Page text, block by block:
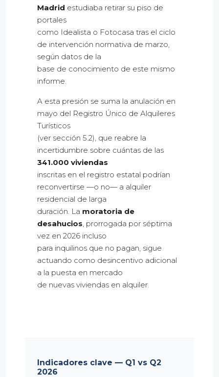
Madrid estudiaba retirar su piso de
portales
como Idealista o Fotocasa tras el ciclo
de intervención normativa de marzo,
según datos de la
base de conocimiento de este mismo
informe.
A esta presión se suma la anulación en
mayo del Registro Único de Alquileres
Turísticos
(ver sección 5.2), que reabre la
incertidumbre sobre cuántas de las
341.000 viviendas
inscritas en el registro estatal podrían
reconvertirse —o no— a alquiler
residencial de larga
duración. La moratoria de
desahucios, prorrogada por séptima
vez en 2026 incluso
para inquilinos que no pagan, sigue
actuando como desincentivo adicional
a la puesta en mercado
de nuevas viviendas en alquiler.
Indicadores clave — Q1 vs Q2
2026